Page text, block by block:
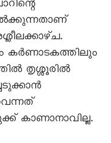
കർണാടകത്തിലും
തൃശ്ശൂരിൽ
കാണാനാവില്ല.